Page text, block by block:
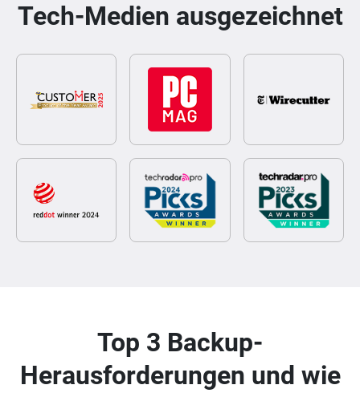
Tech-Medien ausgezeichnet
Top 3 Backup-
Herausforderungen und wie